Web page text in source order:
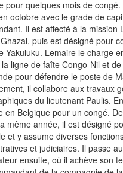
pour quelques mois de
octobre avec le grade de
Il est affecté à la mission
puis est désigné pour
Yakuluku. Lemaire le charge
ligne de faîte Congo-Nil et de
pour défendre le poste de
il collabore aux travaux
du lieutenant Paulis.
en Belgique pour un congé.
même année, il est désigné
et y assume diverses
et judiciaires. Il passe
ensuite, où il achève son